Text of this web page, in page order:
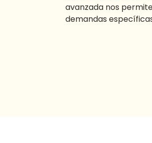
avanzada nos
demandas